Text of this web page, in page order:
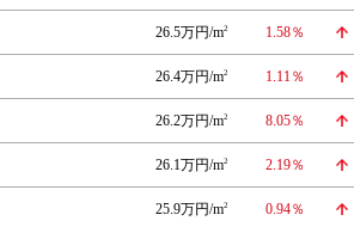
26.5万円/m2 1.58％
26.4万円/m2 1.11％
26.2万円/m2 8.05％
26.1万円/m2 2.19％
25.9万円/m2 0.94％